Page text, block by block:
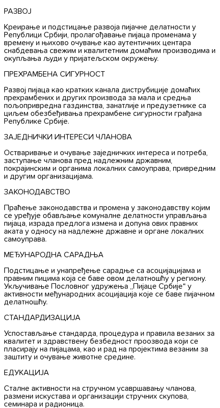
РАЗВОЈ
Креирање и подстицање развоја пијачне делатности у
Републици Србији, пролагођавање пијаца променама у
времену и њихово очување као аутентичних центара
снабдевања свежим и квалитетним домаћим производима и
окупљања људи у пријатељском окружењу.
ПРЕХРАМБЕНА СИГУРНОСТ
Развој пијаца као кратких канала диструбиције домаћих
прехрамбених и других производа за мала и средња
пољопривредна газдинства, занатлије и предузетнике са
циљем обезбеђивања прехрамбене сигурности грађана
Републике Србије.
ЗАЈЕДНИЧКИ ИНТЕРЕСИ ЧЛАНОВА
Остваривање и очување заједничких интереса и потреба,
заступање чланова пред надлежним државним,
покрајинским и органима локалних самоуправа, привредним
и другим организацијама.
ЗАКОНОДАВСТВО
Праћење законодавства и промена у законодавству којим
се уређује обављање комуналне делатности управљања
пијаца, израда предлога измена и допуна ових правних
аката у односу на надлежне државне и органе локалних
самоуправа.
МЕЂУНАРОДНА САРАДЊА
Подстицање и унапређење сарадње са асоцијацијама и
правним пицима која се баве овом делатношћу у региону.
Укључивање Пословног удружења „Пијаце Србије“ у
активности међународних асоцијација које се баве пијачном
делатношћу.
СТАНДАРДИЗАЦИЈА
Успостављање стандарда, процедура и правила везаних за
квалитет и здравствену безбедност проозвода који се
пласирају на пијацама, као и рад на пројектима везаним за
заштиту и очување животне средине.
ЕДУКАЦИЈА
Сталне активности на стручном усавршавању чланова,
размени искустава и организацији стручних скупова,
семинара и радионица.